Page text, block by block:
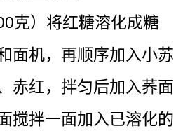
克）将红糖溶化成糖
面机，再顺序加入小苏
赤红，拌匀后加入荞面
搅拌一面加入已溶化的